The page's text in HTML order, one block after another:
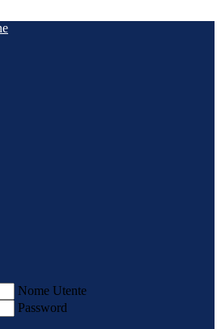
Nome Utente
Password